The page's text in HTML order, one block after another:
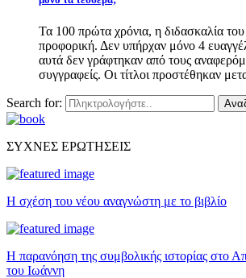
Τα 100 πρώτα χρόνια, η διδασκαλία
προφορική. Δεν υπήρχαν μόνο 4
αυτά δεν γράφτηκαν από τους
συγγραφείς. Οι τίτλοι προστέθηκαν
Search for:
ΣΥΧΝΕΣ ΕΡΩΤΗΣΕΙΣ
Η σχέση του νέου αναγνώστη με το βιβλίο
Η παρανόηση της συμβολικής ιστορίας στο
του Ιωάννη